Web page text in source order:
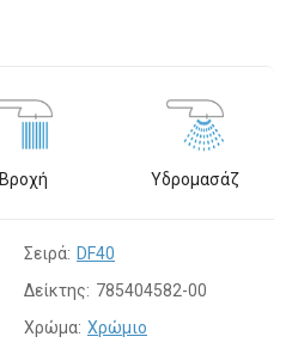
Βροχή Υδρομασάζ
Σειρά: DF40
Δείκτης: 785404582-00
Χρώμα: Χρώμιο